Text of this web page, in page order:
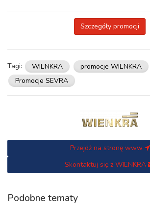
Szczegóły promocji
Tagi: WIENKRA
promocje WIENKRA
Promocje SEVRA
Przejdź na stronę www
Skontaktuj się z WIENKRA
Podobne tematy